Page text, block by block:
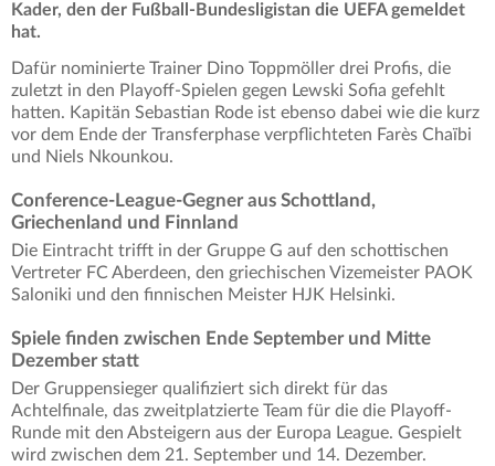
Kader, den der Fußball-Bundesligistan die UEFA gemeldet
hat.
Dafür nominierte Trainer Dino Toppmöller drei Profis, die
zuletzt in den Playoff-Spielen gegen Lewski Sofia gefehlt
hatten. Kapitän Sebastian Rode ist ebenso dabei wie die kurz
vor dem Ende der Transferphase verpflichteten Farès Chaïbi
und Niels Nkounkou.
Conference-League-Gegner aus Schottland,
Griechenland und Finnland
Die Eintracht trifft in der Gruppe G auf den schottischen
Vertreter FC Aberdeen, den griechischen Vizemeister PAOK
Saloniki und den finnischen Meister HJK Helsinki.
Spiele finden zwischen Ende September und Mitte
Dezember statt
Der Gruppensieger qualifiziert sich direkt für das
Achtelfinale, das zweitplatzierte Team für die die Playoff-
Runde mit den Absteigern aus der Europa League. Gespielt
wird zwischen dem 21. September und 14. Dezember.